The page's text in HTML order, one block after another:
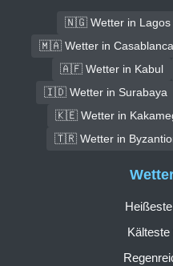
🇳🇬 Wetter in Lagos
🇲🇦 Wetter in Casablanca
🇦🇫 Wetter in Kabul
🇮🇩 Wetter in Surabaya
🇰🇪 Wetter in
🇹🇷 Wetter in